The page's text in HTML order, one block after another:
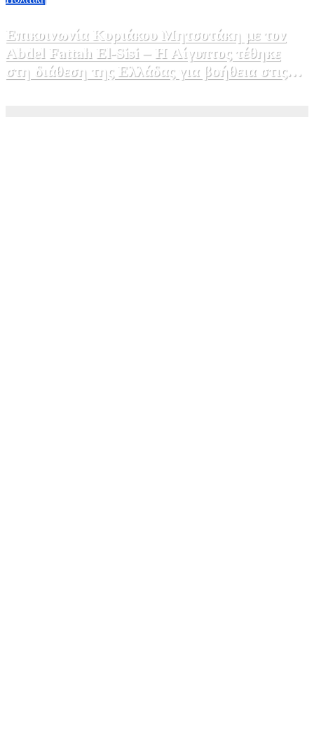
Επικοινωνία Κυριάκου Μητσοτάκη με τον
Abdel Fattah El-Sisi – Η Αίγυπτος τέθηκε
στη διάθεση της Ελλάδας για βοήθεια στις